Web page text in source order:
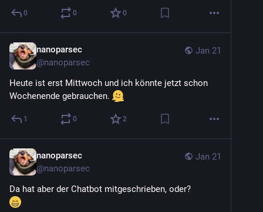
0 0 0
Jan 21
nanoparsec
@nanoparsec
Heute ist erst Mittwoch und ich könnte jetzt schon
Wochenende gebrauchen.
1 0 2
Jan 21
nanoparsec
@nanoparsec
Da hat aber der Chatbot mitgeschrieben, oder?